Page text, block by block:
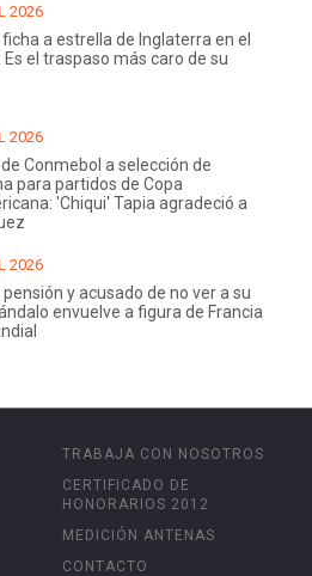
2026
a estrella de Inglaterra en el
Es el traspaso más caro de su
2026
Conmebol a selección de
para partidos de Copa
'Chiqui' Tapia agradeció a
2026
pensión y acusado de no ver a su
envuelve a figura de Francia
TRABAJA CON NOSOTROS
CERTIFICADO DE
HONORARIOS 2012
MEDICIÓN ANTENAS
CONTACTO